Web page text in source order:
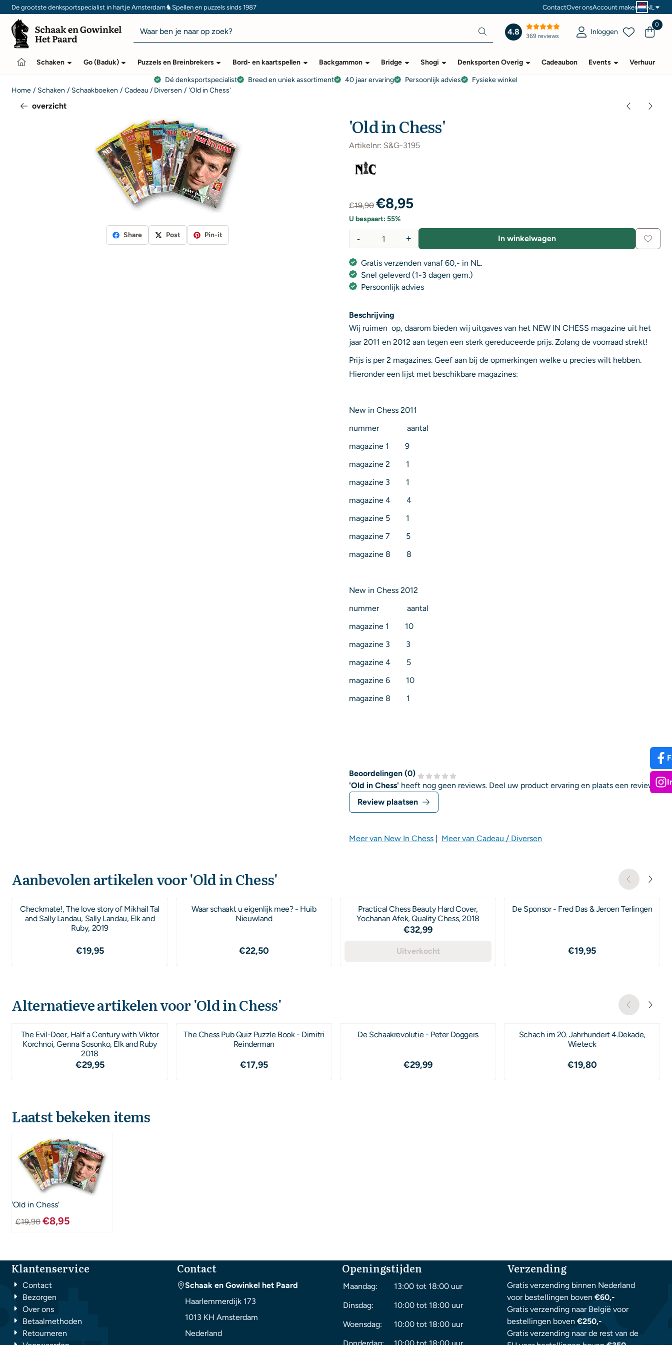
Cookievoorkeuren zijn momenteel gesloten.
De grootste denksportspecialist in hartje Amsterdam♞Spellen en puzzels sinds 1987 ContactOver onsAccount maken NL
Zoeken
4.8 369 reviews Inloggen
0
Schaken Go (Baduk) Puzzels en Breinbrekers Bord- en kaartspellen Backgammon Bridge Shogi Denksporten Overig Cadeaubon Events Verhuur
Dé denksportspecialist Breed en uniek assortiment 40 jaar ervaring Persoonlijk advies
Fysieke winkel
Home / Schaken / Schaakboeken / Cadeau / Diversen / 'Old in Chess'
overzicht
Share Post Pin-it
'Old in Chess'
Artikelnr: S&G-3195
€19,90 €8,95
U bespaart:55%
+
- In winkelwagen
Gratis verzenden vanaf 60,- in NL.
Snel geleverd (1-3 dagen gem.)
Persoonlijk advies
Beschrijving
Wij ruimen op, daarom bieden wij uitgaves van het NEW IN CHESS magazine uit het
jaar 2011 en 2012 aan tegen een sterk gereduceerde prijs. Zolang de voorraad strekt!
Prijs is per 2 magazines. Geef aan bij de opmerkingen welke u precies wilt hebben.
Hieronder een lijst met beschikbare magazines:
New in Chess 2011
nummer aantal
magazine 1 9
magazine 2 1
magazine 3 1
magazine 4 4
magazine 5 1
magazine 7 5
magazine 8 8
New in Chess 2012
nummer aantal
magazine 1 10
magazine 3 3
magazine 4 5
magazine 6 10
magazine 8 1
Beoordelingen (0)
'Old in Chess' heeft nog geen reviews. Deel uw product ervaring en plaats een review.
Review plaatsen
Meer van New In Chess| Meer van Cadeau / Diversen
Aanbevolen artikelen voor'Old in Chess'
Checkmate!, The love story of Mikhail Tal
and Sally Landau, Sally Landau, Elk and
Ruby, 2019
Prijs: 19,95
€19,95
Waar schaakt u eigenlijk mee? - Huib
Nieuwland
Prijs: 22,50
€22,50
Practical Chess Beauty Hard Cover,
Yochanan Afek, Quality Chess, 2018
Prijs: 32,99
€32,99
Uitverkocht
De Sponsor - Fred Das & Jeroen Terlingen
Prijs: 19,95
€19,95
Alternatieve artikelen voor'Old in Chess'
The Evil-Doer, Half a Century with Viktor
Korchnoi, Genna Sosonko, Elk and Ruby
2018
Prijs: 29,95
€29,95
The Chess Pub Quiz Puzzle Book - Dimitri
Reinderman
Prijs: 17,95
€17,95
De Schaakrevolutie - Peter Doggers
Prijs: 29,99
€29,99
Schach im 20. Jahrhundert 4.Dekade,
Wieteck
Prijs: 19,80
€19,80
Laatst bekeken items
'Old in Chess'
€19,90 €8,95
Klantenservice
Contact
Bezorgen
Over ons
Betaalmethoden
Retourneren
Contact
Schaak en Gowinkel het Paard
Haarlemmerdijk 173
1013 KH Amsterdam
Nederland
Openingstijden
Maandag:
13:00 tot 18:00 uur
Dinsdag:
10:00 tot 18:00 uur
Woensdag:
10:00 tot 18:00 uur
Verzending
Gratis verzending binnen Nederland
voor bestellingen boven€60,-
Gratis verzending naar België voor
bestellingen boven€250,-
Gratis verzending naar de rest van de